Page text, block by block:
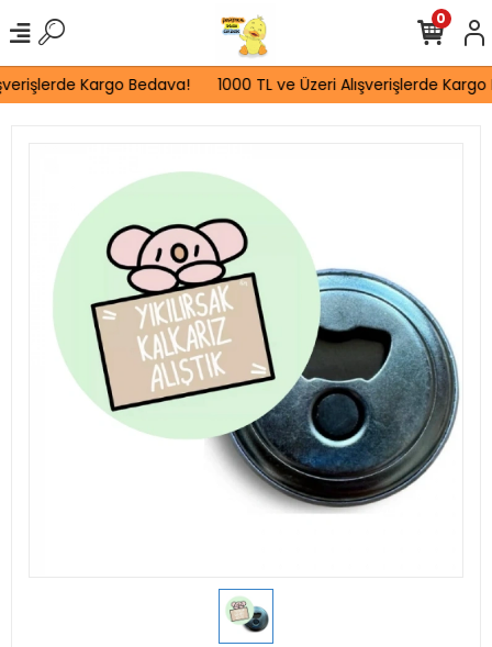
Kargo Bedava! 1000 TL ve Üzeri Alışverişlerde Kargo
0